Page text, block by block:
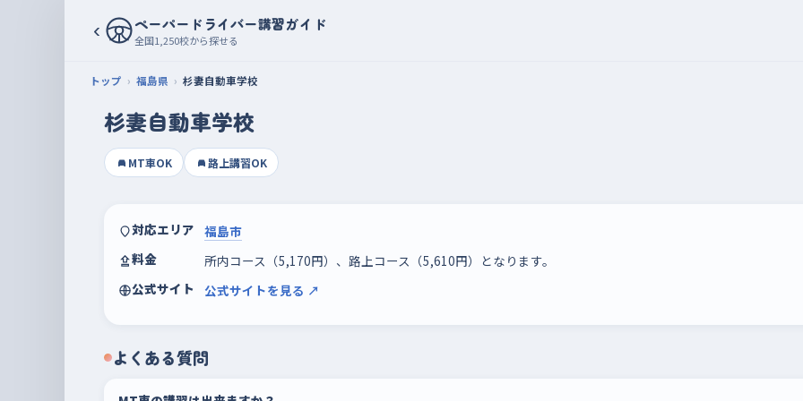
‹ ペーパードライバー講習ガイド
全国1,250校から探せる
トップ 福島県 杉妻自動車学校
杉妻自動車学校
MT車OK 路上講習OK
対応エリア 福島市
料金
所内コース（5,170円）、路上コース（5,610円）となります。
公式サイト
公式サイトを見る ↗
よくある質問